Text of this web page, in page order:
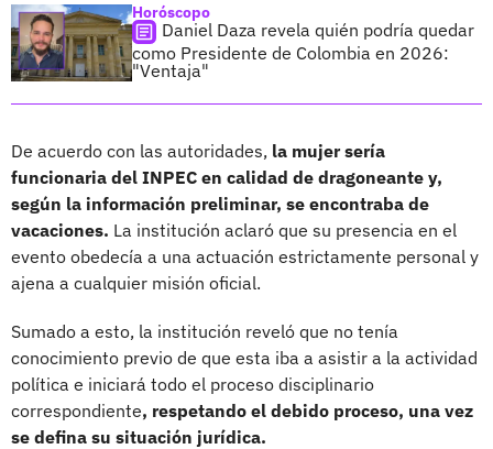
Horóscopo
Daniel Daza revela quién podría quedar
como Presidente de Colombia en 2026:
"Ventaja"
De acuerdo con las autoridades, la mujer sería
funcionaria del INPEC en calidad de dragoneante y,
según la información preliminar, se encontraba de
vacaciones. La institución aclaró que su presencia en el
evento obedecía a una actuación estrictamente personal y
ajena a cualquier misión oficial.
Sumado a esto, la institución reveló que no tenía
conocimiento previo de que esta iba a asistir a la actividad
política e iniciará todo el proceso disciplinario
correspondiente, respetando el debido proceso, una vez
se defina su situación jurídica.